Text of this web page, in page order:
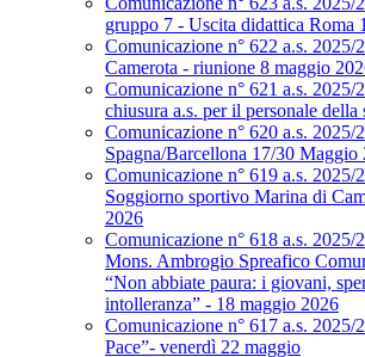
gruppo 7 - Uscita didattica Roma
Comunicazione n° 622 a.s. 2025/
Camerota - riunione 8 maggio
Comunicazione n° 621 a.s. 2025/
chiusura a.s. per il personale della
Comunicazione n° 620 a.s. 2025/
Spagna/Barcellona 17/30 Maggio
Comunicazione n° 619 a.s. 2025/
Soggiorno sportivo Marina di
2026
Comunicazione n° 618 a.s. 2025/
Mons. Ambrogio Spreafico
“Non abbiate paura: i giovani,
intolleranza” - 18 maggio 2026
Comunicazione n° 617 a.s. 2025/
Pace”- venerdì 22 maggio